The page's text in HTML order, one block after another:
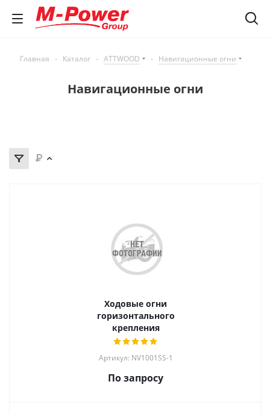
Главная - Каталог - ATTWOOD - Навигационные огни
Навигационные огни
Ходовые огни
горизонтального
крепления
Артикул: NV1001SS-1
По запросу